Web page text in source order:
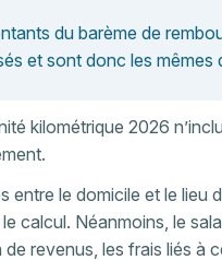
du barème de
et sont donc les
kilométrique 2026
entre le domicile et le lieu
calcul. Néanmoins, le
revenus, les frais liés à